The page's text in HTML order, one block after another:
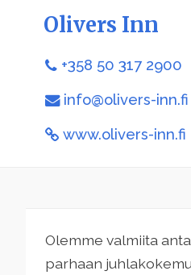
Olivers Inn
+358 50 317 2900
info@olivers-inn.fi
www.olivers-inn.fi
Olemme valmiita
parhaan